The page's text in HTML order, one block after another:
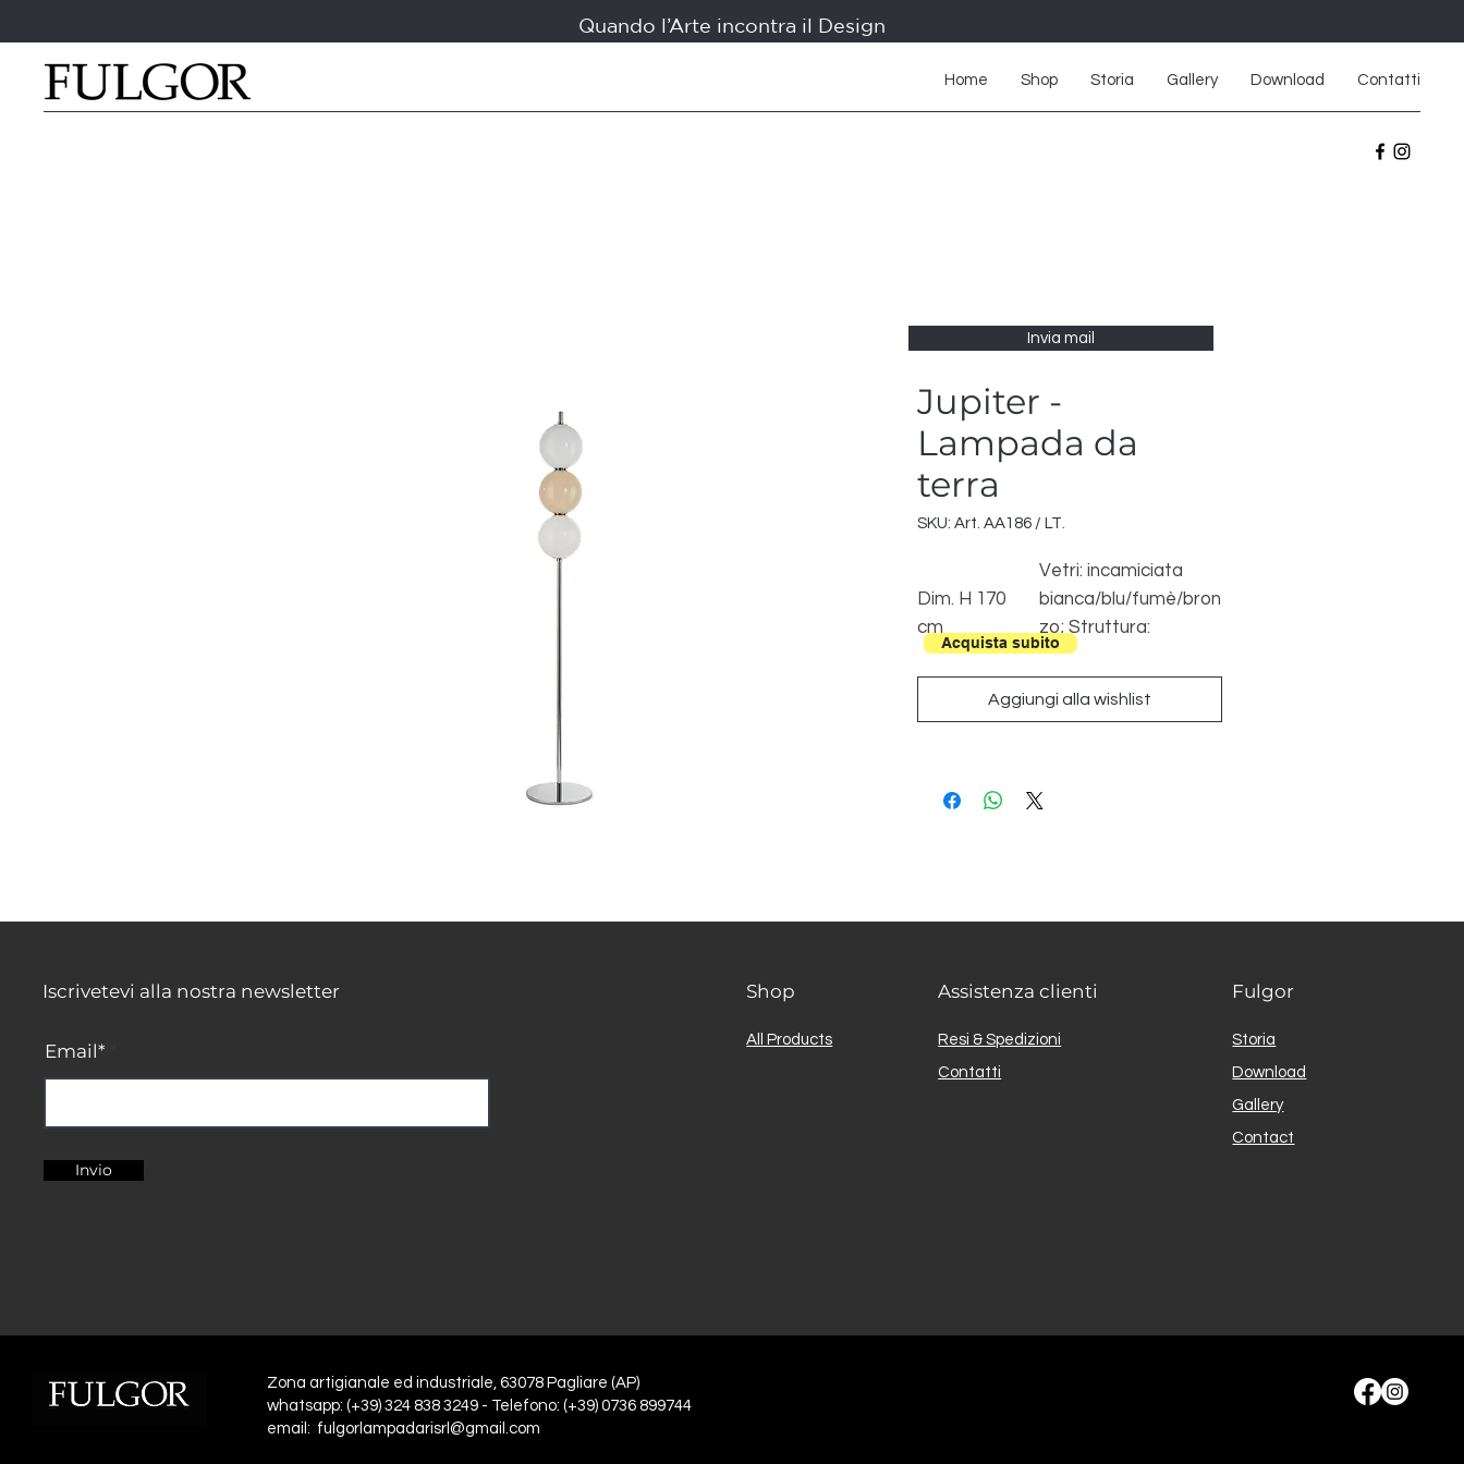
Quando l’Arte incontra il Design
Home Shop Storia Gallery Download Contatti
Jupiter -
Lampada da
terra
SKU: Art. AA186 / LT.
Dim. H 170
cm
Dim. Vetro Ø
20 cm Dim.
Base Ø 30 cm
Vetri: incamiciata
bianca/blu/fumè/bron
zo; Struttura:
cromata/Oro
satinato/Nera opaca
Aggiungi alla wishlist
Invia mail
Acquista subito
Iscrivetevi alla nostra newsletter
Email*
Invio
Shop
All Products
Assistenza clienti
Resi & Spedizioni
Contatti
Fulgor
Storia
Download
Gallery
Contact
Zona artigianale ed industriale, 63078 Pagliare (AP)
whatsapp: (+39) 324 838 3249 - Telefono: (+39) 0736 899744
email: fulgorlampadarisrl@gmail.com